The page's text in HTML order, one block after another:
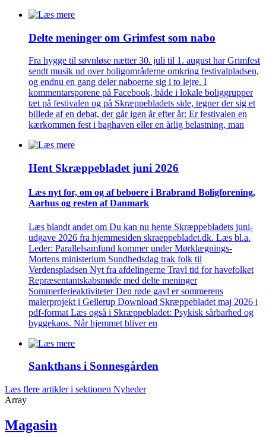
Delte meninger om Grimfest som nabo
Fra hygge til søvnløse nætter 30. juli til 1. august har Grimfest
sendt musik ud over boligområderne omkring festivalpladsen,
og endnu en gang deler naboerne sig i to lejre. I
kommentarsporene på Facebook, både i lokale boliggrupper
tæt på festivalen og på Skræppebladets side, tegner der sig et
billede af en debat, der går igen år efter år: Er festivalen en
kærkommen fest i baghaven eller en årlig belastning, man
Hent Skræppe­bladet juni 2026
Læs nyt for, om og af beboere i Brabrand Bolig­forening,
Aarhus og resten af Danmark
Læs blandt andet om Du kan nu hente Skræppebladets juni-
udgave 2026 fra hjemmesiden skraeppebladet.dk. Læs bl.a.
Leder: Parallelsamfund kommer under Mørklægnings-
Mortens ministerium Sundhedsdag trak folk til
Verdenspladsen Nyt fra afdelingerne Travl tid for havefolket
Repræsentantskabsmøde med delte meninger
Sommerferieaktiviteter Den røde gavl er sommerens
malerprojekt i Gellerup Download Skræppebladet maj 2026 i
pdf-format Læs også i Skræppebladet: Psykisk sårbarhed og
byggekaos. Når hjemmet bliver en
Sankthans i Sonnes­gården
Læs flere artikler i sektionen Nyheder
Array
Magasin